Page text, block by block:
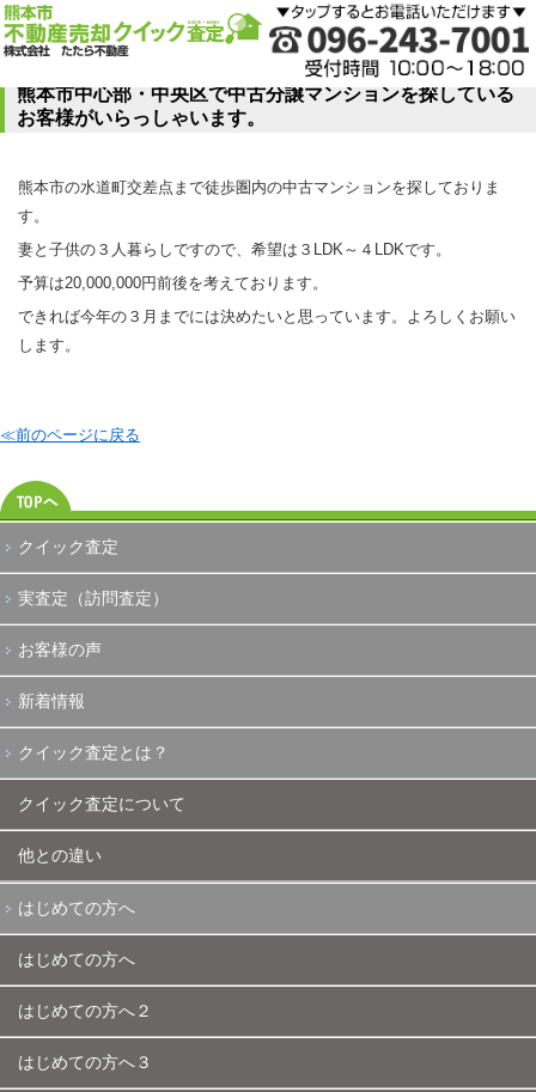
熊本市中心部・中央区で中古分譲マンションを探している
お客様がいらっしゃいます。
熊本市の水道町交差点まで徒歩圏内の中古マンションを探しておりま
す。
妻と子供の３人暮らしですので、希望は３LDK～４LDKです。
予算は20,000,000円前後を考えております。
できれば今年の３月までには決めたいと思っています。よろしくお願い
します。
≪前のページに戻る
クイック査定
実査定（訪問査定）
お客様の声
新着情報
クイック査定とは？
クイック査定について
他との違い
はじめての方へ
はじめての方へ
はじめての方へ２
はじめての方へ３